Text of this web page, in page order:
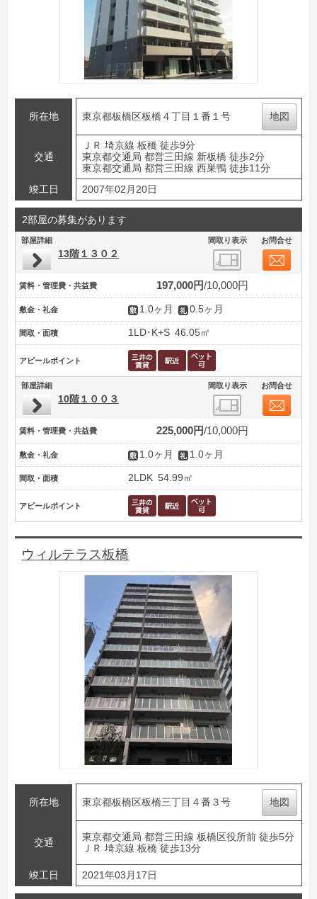
所在地 東京都板橋区板橋４丁目１番１号 地図
交通
ＪＲ 埼京線 板橋 徒歩9分
東京都交通局 都営三田線 新板橋 徒歩2分
東京都交通局 都営三田線 西巣鴨 徒歩11分
竣工日
2007年02月20日
2部屋の募集があります
部屋詳細 間取り表示 お問合せ
13階１３０２
賃料・管理費・共益費 197,000円 10,000円
敷金・礼金 1.0ヶ月 0.5ヶ月
間取・面積 1LD･K+S 46.05㎡
アピールポイント
部屋詳細 間取り表示 お問合せ
10階１００３
賃料・管理費・共益費 225,000円 10,000円
敷金・礼金 1.0ヶ月 1.0ヶ月
間取・面積 2LDK 54.99㎡
アピールポイント
ウィルテラス板橋
所在地 東京都板橋区板橋三丁目４番３号 地図
交通
東京都交通局 都営三田線 板橋区役所前 徒歩5分
ＪＲ 埼京線 板橋 徒歩13分
竣工日 2021年03月17日